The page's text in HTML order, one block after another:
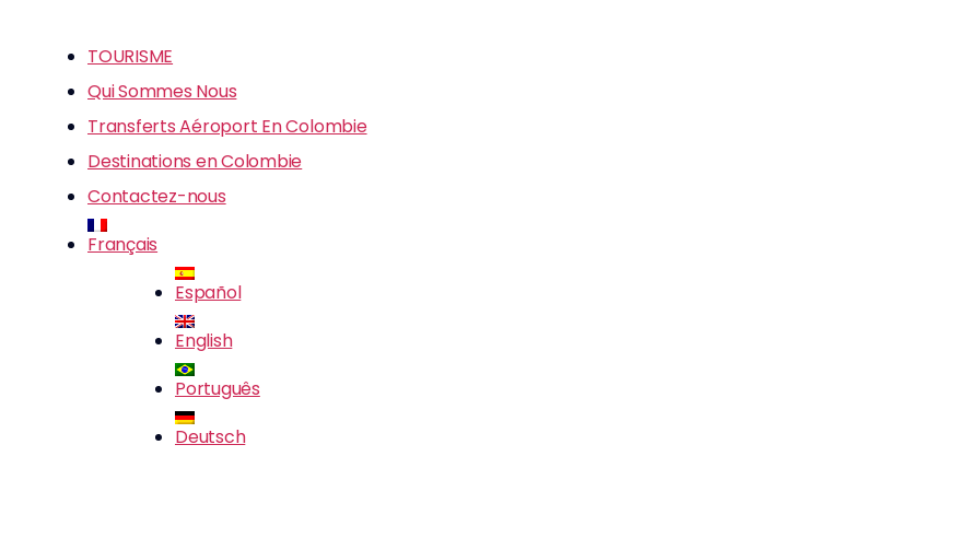
TOURISME
Qui Sommes Nous
Transferts Aéroport En Colombie
Destinations en Colombie
Contactez-nous
Français
Español
English
Português
Deutsch